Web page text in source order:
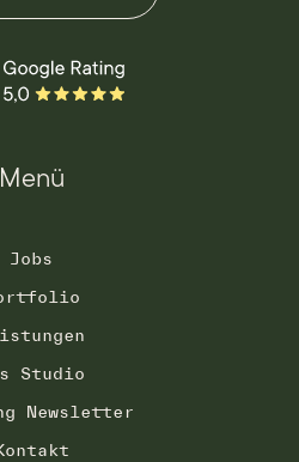
Menü
Jobs
Studio
Newsletter